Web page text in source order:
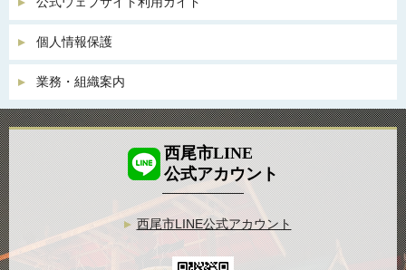
個人情報保護
業務・組織案内
西尾市LINE
公式アカウント
西尾市LINE公式アカウント